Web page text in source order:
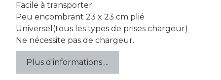
Facile à transporter
Peu encombrant 23 x 23 cm plié
Universel(tous les types de prises chargeur)
Ne nécessite pas de chargeur.
Plus d'informations ...